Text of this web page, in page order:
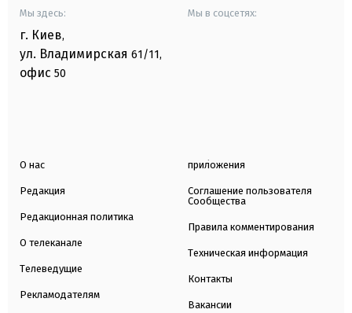
Мы здесь:
г. Киев,
ул. Владимирская 61/11,
офис 50
Мы в соцсетях:
О нас
Редакция
Редакционная политика
О телеканале
Телеведущие
Рекламодателям
приложения
Соглашение пользователя
Сообщества
Правила комментирования
Техническая информация
Контакты
Вакансии